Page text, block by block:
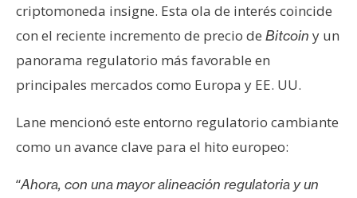
criptomoneda insigne. Esta ola de interés coincide
con el reciente incremento de precio de Bitcoin y un
panorama regulatorio más favorable en
principales mercados como Europa y EE. UU.
Lane mencionó este entorno regulatorio cambiante
como un avance clave para el hito europeo:
“Ahora, con una mayor alineación regulatoria y un